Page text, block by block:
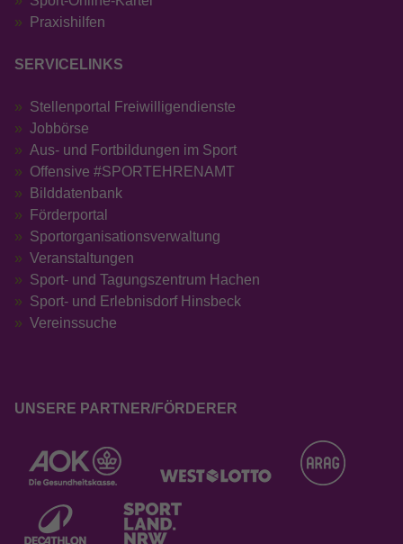
Praxishilfen
SERVICELINKS
Stellenportal Freiwilligendienste
Jobbörse
Aus- und Fortbildungen im Sport
Offensive #SPORTEHRENAMT
Bilddatenbank
Förderportal
Sportorganisationsverwaltung
Veranstaltungen
Sport- und Tagungszentrum Hachen
Sport- und Erlebnisdorf Hinsbeck
Vereinssuche
UNSERE PARTNER/FÖRDERER